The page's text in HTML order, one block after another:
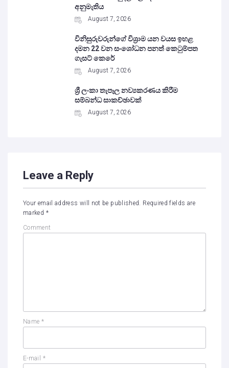
අනුමැතිය
August 7, 2026
විනිසුරුවරුන්ගේ විශ්‍රාම යන වයස ඉහළ
දමන 22 වන සංශෝධන පනත් කෙටුම්පත
ගැසට් කෙරේ
August 7, 2026
ශ්‍රී ලංකා තැපෑල නව්‍යකරණය කිරීම
සම්බන්ධ සාකච්ඡාවක්
August 7, 2026
Leave a Reply
Your email address will not be published. Required fields are
marked *
Comment
Name *
E-mail *